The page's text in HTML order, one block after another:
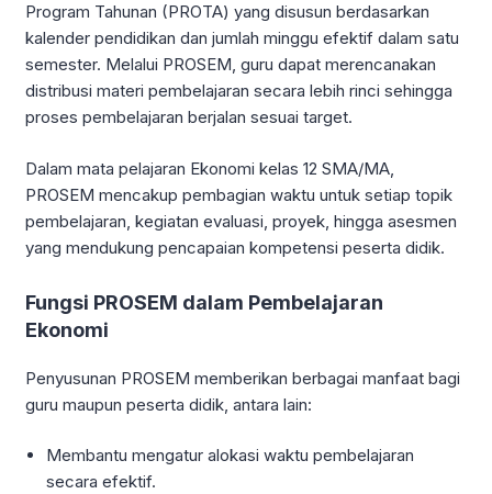
Program Tahunan (PROTA) yang disusun berdasarkan
kalender pendidikan dan jumlah minggu efektif dalam satu
semester. Melalui PROSEM, guru dapat merencanakan
distribusi materi pembelajaran secara lebih rinci sehingga
proses pembelajaran berjalan sesuai target.
Dalam mata pelajaran Ekonomi kelas 12 SMA/MA,
PROSEM mencakup pembagian waktu untuk setiap topik
pembelajaran, kegiatan evaluasi, proyek, hingga asesmen
yang mendukung pencapaian kompetensi peserta didik.
Fungsi PROSEM dalam Pembelajaran
Ekonomi
Penyusunan PROSEM memberikan berbagai manfaat bagi
guru maupun peserta didik, antara lain:
Membantu mengatur alokasi waktu pembelajaran
secara efektif.